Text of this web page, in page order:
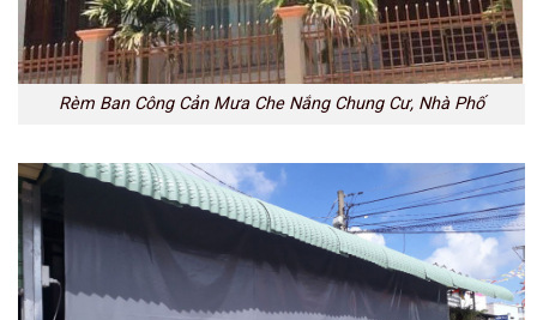
Rèm Ban Công Cản Mưa Che Nắng Chung Cư, Nhà Phố